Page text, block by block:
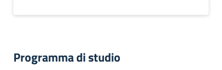
Programma di studio